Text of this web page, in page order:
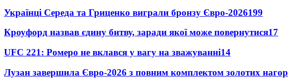
Українці Середа та Гриценко виграли бронзу Євро-2026199
Кроуфорд назвав єдину битву, заради якої може повернутися17
UFC 221: Ромеро не вклався у вагу на зважуванні14
Лузан завершила Євро-2026 з повним комплектом золотих